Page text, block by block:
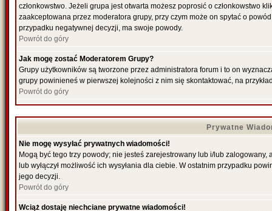
członkowstwo. Jeżeli grupa jest otwarta możesz poprosić o członkowstwo
zaakceptowana przez moderatora grupy, przy czym może on spytać o
przypadku negatywnej decyzji, ma swoje powody.
Powrót do góry
Jak mogę zostać Moderatorem Grupy?
Grupy użytkowników są tworzone przez administratora forum i to on
grupy powinieneś w pierwszej kolejności z nim się skontaktować, na
Powrót do góry
Prywatne
Nie mogę wysyłać prywatnych wiadomości!
Mogą być tego trzy powody; nie jesteś zarejestrowany lub i/lub zalogowany,
lub wyłączył możliwość ich wysyłania dla ciebie. W ostatnim przypadku
jego decyzji.
Powrót do góry
Wciąż dostaję niechciane prywatne wiadomości!